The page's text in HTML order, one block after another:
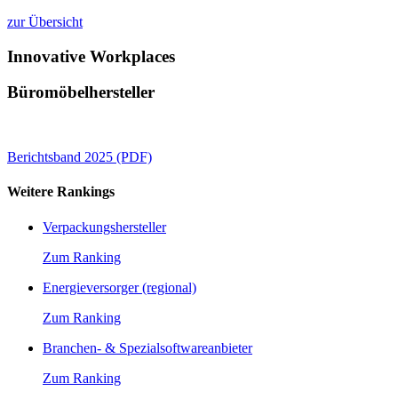
zur Übersicht
Innovative Workplaces
Büromöbelhersteller
Berichtsband 2025 (PDF)
Weitere Rankings
Verpackungshersteller
Zum Ranking
Energieversorger (regional)
Zum Ranking
Branchen- & Spezialsoftwareanbieter
Zum Ranking